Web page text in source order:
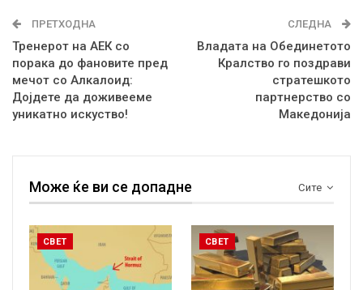
ПРЕТХОДНА
Тренерот на АЕК со
порака до фановите пред
мечот со Алкалоид:
Дојдете да доживееме
уникатно искуство!
СЛЕДНА
Владата на Обединетото
Кралство го поздрави
стратешкото
партнерство со
Македонија
Сите
Може ќе ви се допадне
СВЕТ СВЕТ